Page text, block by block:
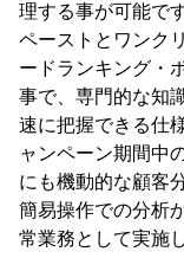
理する事が可能で
ペーストとワンク
ードランキング・
事で、専門的な知
速に把握できる仕
ャンペーン期間中
にも機動的な顧客
簡易操作での分析
常業務として実施